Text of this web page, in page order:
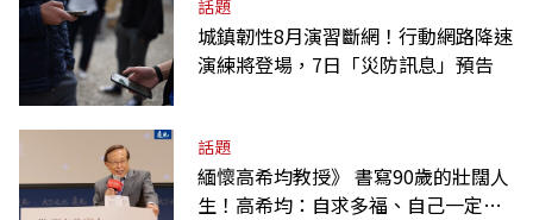
話題
城鎮韌性8月演習斷網！行動網路降速
演練將登場，7日「災防訊息」預告
話題
緬懷高希均教授》 書寫90歲的壯闊人
生！高希均：自求多福、自己一定要